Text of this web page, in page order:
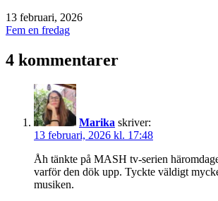
Publicerat
den
13 februari, 2026
Kategoriserat
Fem en fredag
4 kommentarer
Marika skriver:
13 februari, 2026 kl. 17:48
Åh tänkte på MASH tv-serien
varför den dök upp. Tyckte väldigt
musiken.